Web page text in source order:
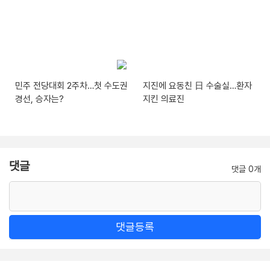
민주 전당대회 2주차…첫 수도권
경선, 승자는?
지진에 요동친 日 수술실…환자
지킨 의료진
댓글 댓글 0개
댓글등록